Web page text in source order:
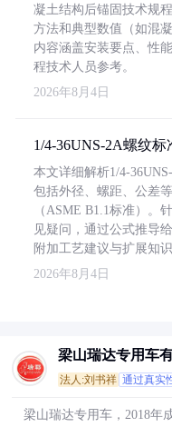
凝土结构后锚固技术规
方法和典型数值（如混
内容涵盖安装要点、性
程技术人员参考。
2026年8月4日
1/4-36UNS-2A螺纹标
本文详细解析1/4-
包括外径、螺距、公差
（ASME B1.1标准）。
见疑问，通过公式推导
附加工艺建议与扩展知识
2026年8月4日
梁山瑞达专用车
法人:刘书祥 通过真实
梁山瑞达专用车，2018年